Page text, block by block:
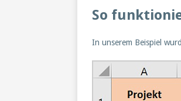
So
In unserem Beispiel